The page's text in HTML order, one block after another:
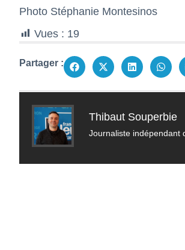
Photo Stéphanie Montesinos
Vues : 19
Partager :
Thibaut Souperbie
Journaliste indépendant